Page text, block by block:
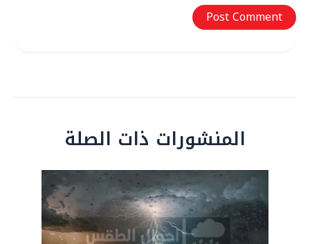
المنشورات ذات الصلة